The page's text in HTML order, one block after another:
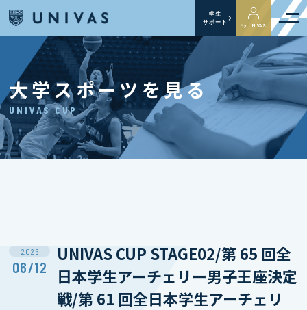
学生
サポート
My UNIVAS
大学スポーツを見る
UNIVAS CUP
2026
06/12
UNIVAS CUP STAGE02/第 65 回全
日本学生アーチェリー男子王座決定
戦/第 61 回全日本学生アーチェリ